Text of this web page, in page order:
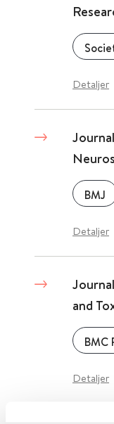
Detaljer
BMJ
Detaljer
and
BMC
Detaljer